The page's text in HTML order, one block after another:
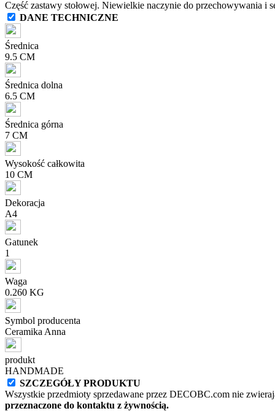
Część zastawy stołowej. Niewielkie naczynie do przechowywania
DANE TECHNICZNE
Średnica
9.5 CM
Średnica dolna
6.5 CM
Średnica górna
7 CM
Wysokość całkowita
10 CM
Dekoracja
A4
Gatunek
1
Waga
0.260 KG
Symbol producenta
Ceramika Anna
produkt
HANDMADE
SZCZEGÓŁY PRODUKTU
Wszystkie przedmioty sprzedawane przez DECOBC.com nie
przeznaczone do kontaktu z żywnością.